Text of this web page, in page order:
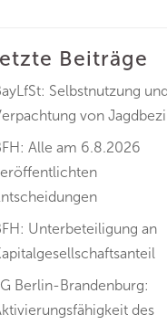
Beiträge
Selbstnutzung und
von
Alle am 6.8.2026
Unterbeteiligung an
Berlin-Brandenburg:
des